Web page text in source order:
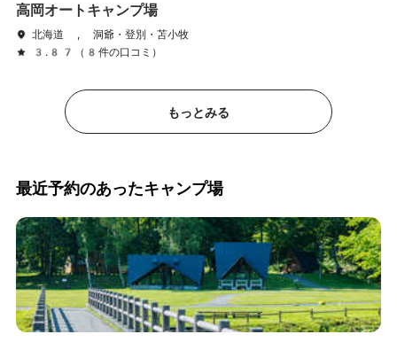
高岡オートキャンプ場
北海道 , 洞爺・登別・苫小牧
3.87（8件の口コミ）
もっとみる
最近予約のあったキャンプ場